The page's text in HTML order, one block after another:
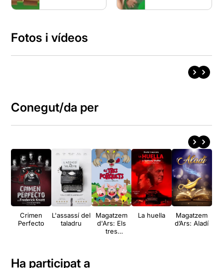
Fotos i vídeos
Conegut/da per
Crimen
Perfecto
L'assassí del
taladru
Magatzem
d'Ars: Els
tres
La huella
Magatzem
d’Ars: Aladí
Ha participat a